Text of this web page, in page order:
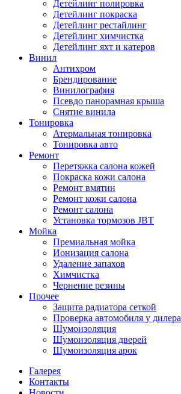
Детейлинг полировка
Детейлинг покраска
Детейлинг рестайлинг
Детейлинг химчистка
Детейлинг яхт и катеров
Винил
Антихром
Брендирование
Винилография
Псевдо панорамная крыша
Снятие винила
Тонировка
Атермальная тонировка
Тонировка авто
Ремонт
Перетяжка салона кожей
Покраска кожи салона
Ремонт вмятин
Ремонт кожи салона
Ремонт салона
Установка тормозов JBT
Мойка
Премиальная мойка
Ионизация салона
Удаление запахов
Химчистка
Чернение резины
Прочее
Защита радиатора сеткой
Проверка автомобиля у дилера
Шумоизоляция
Шумоизоляция дверей
Шумоизоляция арок
Галерея
Контакты